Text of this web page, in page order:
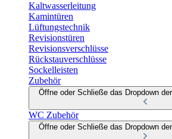
Kaltwasserleitung
Kamintüren
Lüftungstechnik
Revisionstüren
Revisionsverschlüsse
Rückstauverschlüsse
Sockelleisten
Zubehör
Öffne oder Schließe das Dropdown
WC Zubehör
Öffne oder Schließe das Dropdown